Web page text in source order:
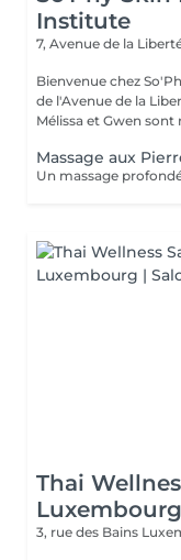
Institute
7, Avenue de la
Bienvenue chez
de l'Avenue de la Liberté à
Mélissa et Gwen sont
Massage aux
Thai
3, rue des Bains